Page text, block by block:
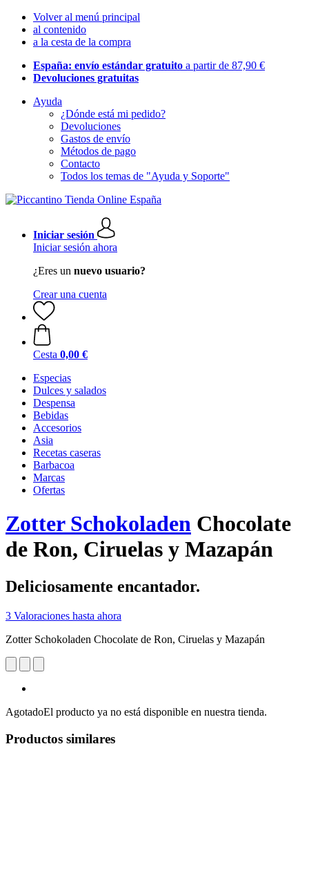
Volver al menú principal
al contenido
a la cesta de la compra
España: envío estándar gratuito a partir de 87,90 €
Devoluciones gratuitas
Ayuda
¿Dónde está mi pedido?
Devoluciones
Gastos de envío
Métodos de pago
Contacto
Todos los temas de "Ayuda y Soporte"
Iniciar sesión
Iniciar sesión ahora
¿Eres un nuevo usuario?
Crear una cuenta
Cesta 0,00 €
Especias
Dulces y salados
Despensa
Bebidas
Accesorios
Asia
Recetas caseras
Barbacoa
Marcas
Ofertas
Zotter Schokoladen Chocolate
de Ron, Ciruelas y Mazapán
Deliciosamente encantador.
3 Valoraciones hasta ahora
Zotter Schokoladen Chocolate de Ron, Ciruelas y Mazapán
AgotadoEl producto ya no está disponible en nuestra tienda.
Productos similares